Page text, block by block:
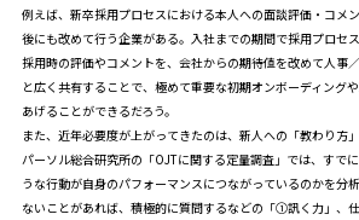
例えば、新卒採用プロセスにおける本人への面談評価・コメ
後にも改めて行う企業がある。入社までの期間で採用プロセ
採用時の評価やコメントを、会社からの期待値を改めて人事
と広く共有することで、極めて重要な初期オンボーディング
あげることができるだろう。
また、近年必要度が上がってきたのは、新人への「教わり方
パーソル総合研究所の「OJTに関する定量調査 」では、すで
うな行動が自身のパフォーマンスにつながっているのかを分
ないことがあれば、積極的に質問するなどの「①訊く力」、